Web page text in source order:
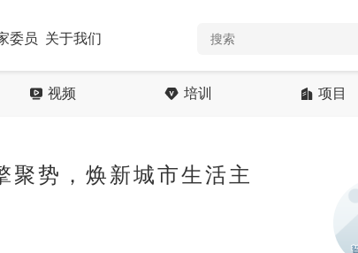
委员 关于我们
视频 培训 项目
聚势，焕新城市生活主